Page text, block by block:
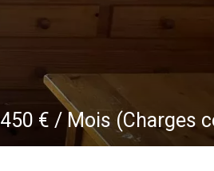
450 € / Mois (Charges